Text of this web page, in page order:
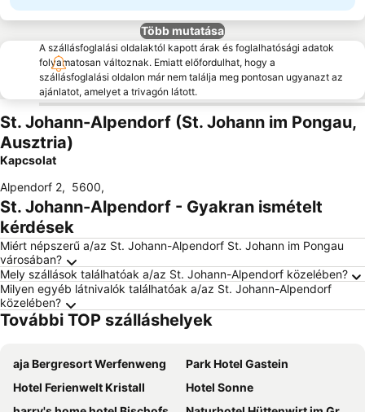
Több mutatása
A szállásfoglalási oldalaktól kapott árak és foglalhatósági adatok
folyamatosan változnak. Emiatt előfordulhat, hogy a
szállásfoglalási oldalon már nem találja meg pontosan ugyanazt az
ajánlatot, amelyet a trivagón látott.
St. Johann-Alpendorf (St. Johann im Pongau,
Ausztria)
Kapcsolat
Alpendorf 2, 5600,
St. Johann-Alpendorf - Gyakran ismételt
kérdések
Miért népszerű a/az St. Johann-Alpendorf St. Johann im Pongau
városában?
Mely szállások találhatóak a/az St. Johann-Alpendorf közelében?
Milyen egyéb látnivalók találhatóak a/az St. Johann-Alpendorf
közelében?
További TOP szálláshelyek
aja Bergresort Werfenweng
Park Hotel Gastein
Hotel Ferienwelt Kristall
Hotel Sonne